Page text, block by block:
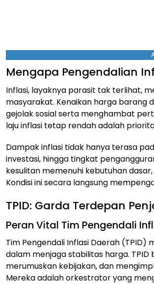
Mengapa Pengendalian
Inflasi, layaknya parasit tak terlihat,
masyarakat. Kenaikan harga barang
gejolak sosial serta menghambat
laju inflasi tetap rendah adalah
Dampak inflasi tidak hanya terasa
investasi, hingga tingkat
kesulitan memenuhi kebutuhan
Kondisi ini secara langsung
TPID: Garda Terdepan
Peran Vital Tim Pengendali
Tim Pengendali Inflasi Daerah
dalam menjaga stabilitas harga.
merumuskan kebijakan, dan
Mereka adalah orkestrator yang